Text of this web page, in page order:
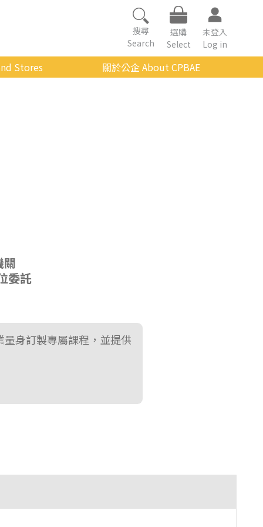
搜尋
Search
選購
Select
未登入
Log in
Stores
關於公企 About CPBAE
身訂製專屬課程，並提供